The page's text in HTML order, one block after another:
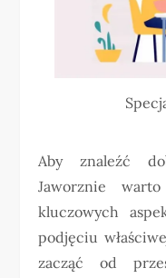
Aby znaleźć
Jaworznie
kluczowych
podjęciu
zacząć od